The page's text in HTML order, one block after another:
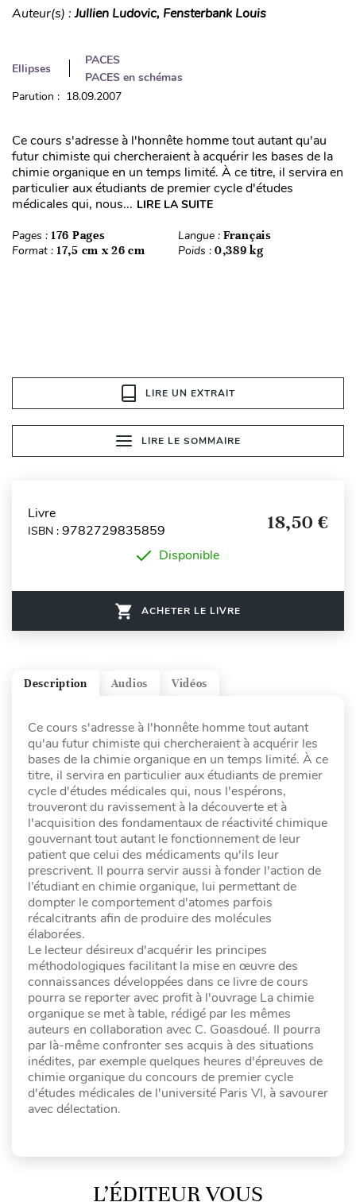
Auteur(s) :Jullien Ludovic, Fensterbank Louis
Ellipses
PACES
PACES en schémas
Parution : 18.09.2007
Ce cours s'adresse à l'honnête homme tout autant qu'au
futur chimiste qui chercheraient à acquérir les bases de la
chimie organique en un temps limité. À ce titre, il servira en
particulier aux étudiants de premier cycle d'études
médicales qui, nous... LIRE LA SUITE
Pages : 176 Pages Langue : Français
Format : 17,5 cm x 26 cm Poids : 0,389 kg
LIRE UN EXTRAIT
LIRE LE SOMMAIRE
Livre
ISBN : 9782729835859 18,50 €
Disponible
ACHETER LE LIVRE
Vidéos
Audios
Description
Ce cours s'adresse à l'honnête homme tout autant
qu'au futur chimiste qui chercheraient à acquérir les
bases de la chimie organique en un temps limité. À ce
titre, il servira en particulier aux étudiants de premier
cycle d'études médicales qui, nous l'espérons,
trouveront du ravissement à la découverte et à
l'acquisition des fondamentaux de réactivité chimique
gouvernant tout autant le fonctionnement de leur
patient que celui des médicaments qu'ils leur
prescrivent. Il pourra servir aussi à fonder l'action de
l’étudiant en chimie organique, lui permettant de
dompter le comportement d'atomes parfois
récalcitrants afin de produire des molécules
élaborées.
Le lecteur désireux d'acquérir les principes
méthodologiques facilitant la mise en œuvre des
connaissances développées dans ce livre de cours
pourra se reporter avec profit à l'ouvrage La chimie
organique se met à table, rédigé par les mêmes
auteurs en collaboration avec C. Goasdoué. Il pourra
par là-même confronter ses acquis à des situations
inédites, par exemple quelques heures d'épreuves de
chimie organique du concours de premier cycle
d'études médicales de l'université Paris VI, à savourer
avec délectation.
L’ÉDITEUR VOUS